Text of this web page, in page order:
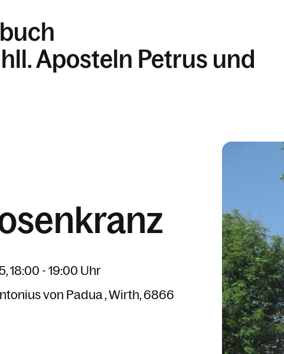
Aposteln Petrus und
18:00 - 19:00 Uhr
von Padua Wirth 6866